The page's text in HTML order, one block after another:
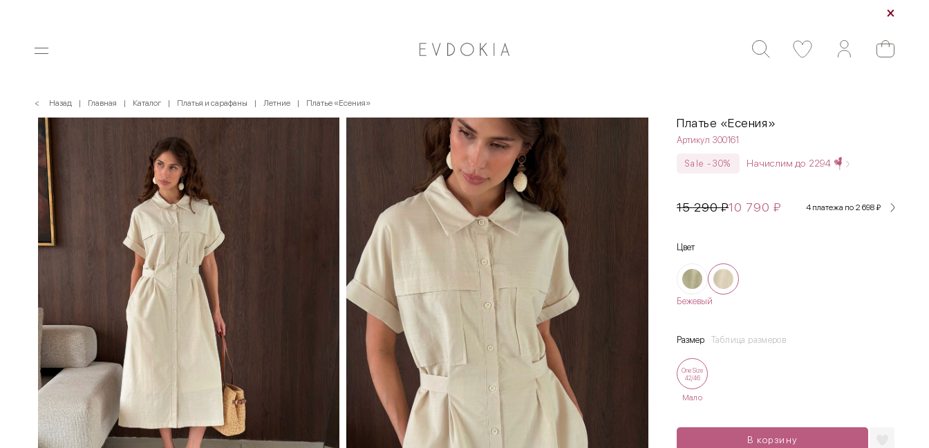
< Назад Главная Каталог Платья и сарафаны Летние Платье «Есения»
Платье «Есения»
Артикул 300161
Sale -30% Начислим до 2294
15 290₽10 790 ₽ 4 платежа по 2 698 ₽
Цвет
Бежевый
Размер Таблица размеров
One Size
42/46
Мало
В корзину